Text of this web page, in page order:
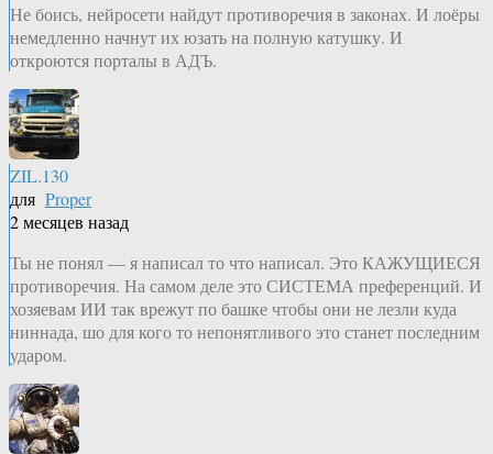
Не боись, нейросети найдут противоречия в законах. И лоёры
немедленно начнут их юзать на полную катушку. И
откроются порталы в АДЪ.
ZIL.130
для Proper
2 месяцев назад
Ты не понял — я написал то что написал. Это КАЖУЩИЕСЯ
противоречия. На самом деле это СИСТЕМА преференций. И
хозяевам ИИ так врежут по башке чтобы они не лезли куда
ниннада, шо для кого то непонятливого это станет последним
ударом.